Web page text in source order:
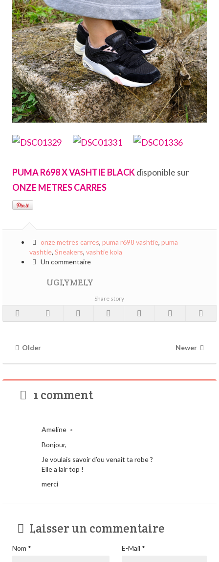
PUMA R698 X VASHTIE BLACKdisponible sur
ONZE METRES CARRES
onze metres carres, puma r698 vashtie, puma
vashtie, Sneakers, vashtie kola
Un commentaire
UGLYMELY
Share story
Older Newer
1 comment
Ameline •
Bonjour,
Je voulais savoir d’ou venait ta robe ?
Elle a lair top !
merci
Laisser un commentaire
Nom * E-Mail *